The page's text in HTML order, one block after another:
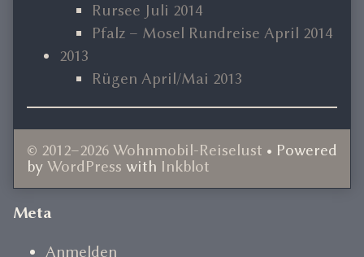
Rursee Juli 2014
Pfalz – Mosel Rundreise April 2014
2013
Rügen April/Mai 2013
© 2012–2026 Wohnmobil-Reiselust • Powered
by WordPress with Inkblot
Document
Meta
Anmelden